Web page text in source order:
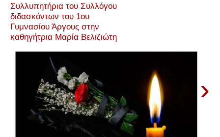
Συλλυπητήρια του Συλλόγου
διδασκόντων του 1ου
Γυμνασίου Άργους στην
καθηγήτρια Μαρία Βελιζιώτη
›